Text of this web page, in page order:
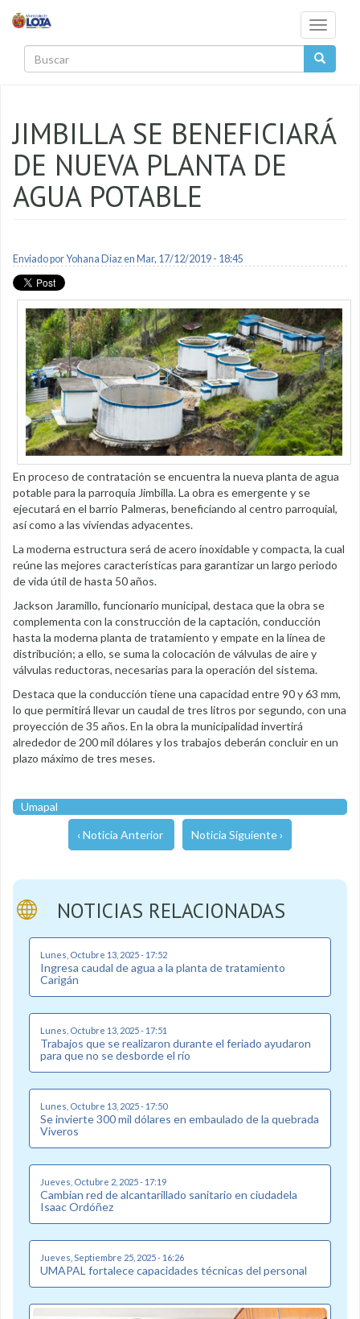
Toggle
JIMBILLA SE BENEFICIARÁ
DE NUEVA PLANTA DE
AGUA POTABLE
Enviado porYohana Diazen Mar, 17/12/2019 - 18:45
En proceso de contratación se encuentra la nueva planta de agua
potable para la parroquia Jimbilla. La obra es emergente y se
ejecutará en el barrio Palmeras, beneficiando al centro parroquial,
así como a las viviendas adyacentes.
La moderna estructura será de acero inoxidable y compacta, la cual
reúne las mejores características para garantizar un largo periodo
de vida útil de hasta 50 años.
Jackson Jaramillo, funcionario municipal, destaca que la obra se
complementa con la construcción de la captación, conducción
hasta la moderna planta de tratamiento y empate en la línea de
distribución; a ello, se suma la colocación de válvulas de aire y
válvulas reductoras, necesarias para la operación del sistema.
Destaca que la conducción tiene una capacidad entre 90 y 63 mm,
lo que permitirá llevar un caudal de tres litros por segundo, con una
proyección de 35 años. En la obra la municipalidad invertirá
alrededor de 200 mil dólares y los trabajos deberán concluir en un
plazo máximo de tres meses.
Umapal
‹ Noticia Anterior Noticia Siguiente ›
NOTICIAS RELACIONADAS
Lunes, Octubre 13, 2025 - 17:52
Ingresa caudal de agua a la planta de tratamiento
Carigán
Lunes, Octubre 13, 2025 - 17:51
Trabajos que se realizaron durante el feriado ayudaron
para que no se desborde el río
Lunes, Octubre 13, 2025 - 17:50
Se invierte 300 mil dólares en embaulado de la quebrada
Viveros
Jueves, Octubre 2, 2025 - 17:19
Cambian red de alcantarillado sanitario en ciudadela
Isaac Ordóñez
Jueves, Septiembre 25, 2025 - 16:26
UMAPAL fortalece capacidades técnicas del personal